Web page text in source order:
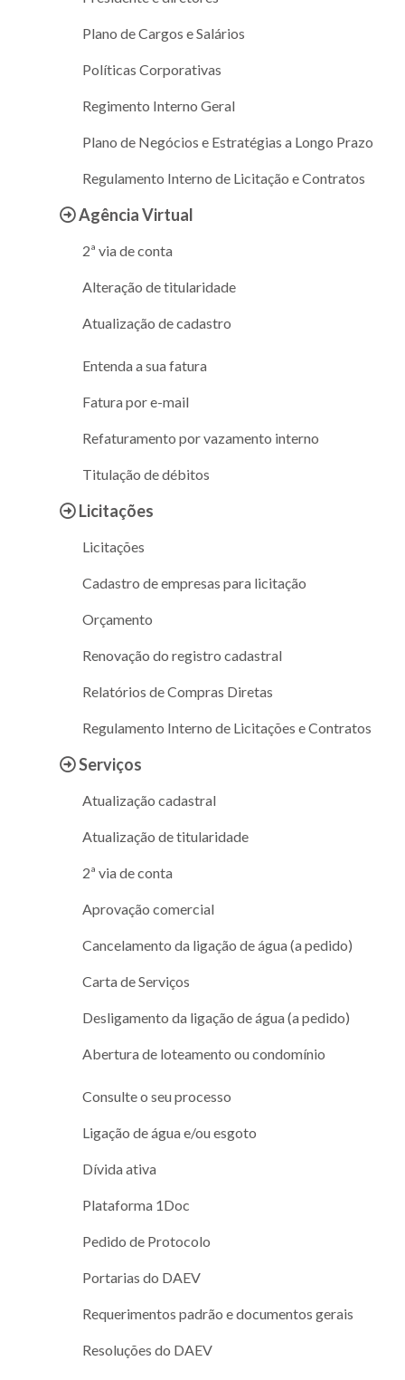
Plano de Cargos e Salários
Políticas Corporativas
Regimento Interno Geral
Plano de Negócios e Estratégias a Longo Prazo
Regulamento Interno de Licitação e Contratos
Agência Virtual
2ª via de conta
Alteração de titularidade
Atualização de cadastro
Entenda a sua fatura
Fatura por e-mail
Refaturamento por vazamento interno
Titulação de débitos
Licitações
Licitações
Cadastro de empresas para licitação
Orçamento
Renovação do registro cadastral
Relatórios de Compras Diretas
Regulamento Interno de Licitações e Contratos
Serviços
Atualização cadastral
Atualização de titularidade
2ª via de conta
Aprovação comercial
Cancelamento da ligação de água (a pedido)
Carta de Serviços
Desligamento da ligação de água (a pedido)
Abertura de loteamento ou condomínio
Consulte o seu processo
Ligação de água e/ou esgoto
Dívida ativa
Plataforma 1Doc
Pedido de Protocolo
Portarias do DAEV
Requerimentos padrão e documentos gerais
Resoluções do DAEV